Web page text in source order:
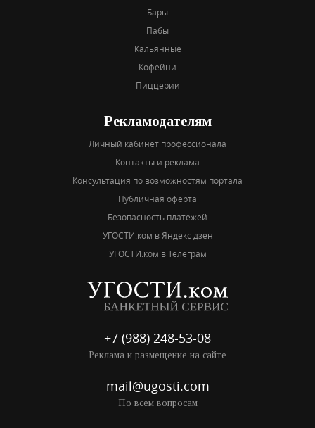
Бары
Пабы
Кальянные
Кофейни
Пиццерии
Рекламодателям
Личный кабинет профессионала
Контакты и реклама
Консультация по возможностям портала
Публичная оферта
Безопасность платежей
УГОСТИ.ком в Яндекс дзен
УГОСТИ.ком в Телеграм
+7 (988) 248-53-08
Реклама и размещение на сайте
mail@ugosti.com
По всем вопросам